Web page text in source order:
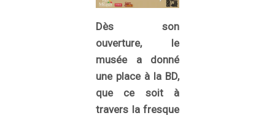
Dès son
ouverture, le
musée a donné
une place à la BD,
que ce soit à
travers la fresque